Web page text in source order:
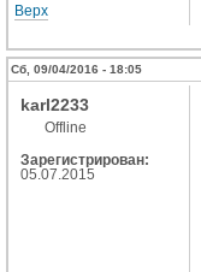
Верх
Сб, 09/04/2016 - 18:05
karl2233
Offline
Зарегистрирован:
05.07.2015